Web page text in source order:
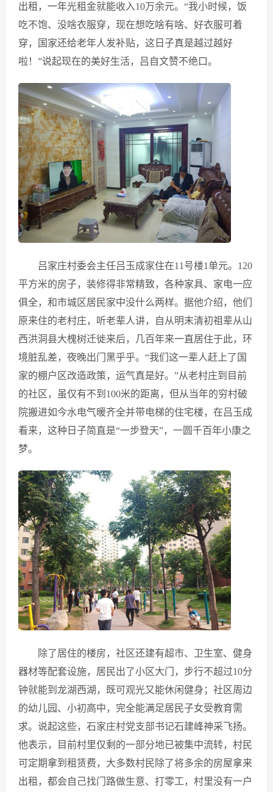
出租，一年光租金就能收入10万余元。“我小时候，饭
吃不饱、没啥衣服穿，现在想吃啥有啥、好衣服可着
穿，国家还给老年人发补贴，这日子真是越过越好
啦！”说起现在的美好生活，吕自文赞不绝口。
吕家庄村委会主任吕玉成家住在11号楼1单元。120
平方米的房子，装修得非常精致，各种家具、家电一应
俱全，和市城区居民家中没什么两样。据他介绍，他们
原来住的老村庄，听老辈人讲，自从明末清初祖辈从山
西洪洞县大槐树迁徙来后，几百年来一直居住于此，环
境脏乱差，夜晚出门黑乎乎。“我们这一辈人赶上了国
家的棚户区改造政策，运气真是好。”从老村庄到目前
的社区，虽仅有不到100米的距离，但从当年的穷村破
院搬进如今水电气暖齐全并带电梯的住宅楼，在吕玉成
看来，这种日子简直是“一步登天”，一圆千百年小康之
梦。
除了居住的楼房，社区还建有超市、卫生室、健身
器材等配套设施，居民出了小区大门，步行不超过10分
钟就能到龙湖西湖，既可观光又能休闲健身；社区周边
的幼儿园、小初高中，完全能满足居民子女受教育需
求。说起这些，石家庄村党支部书记石建峰神采飞扬。
他表示，目前村里仅剩的一部分地已被集中流转，村民
可定期拿到租赁费，大多数村民除了将多余的房屋拿来
出租，都会自己找门路做生意、打零工，村里没有一户